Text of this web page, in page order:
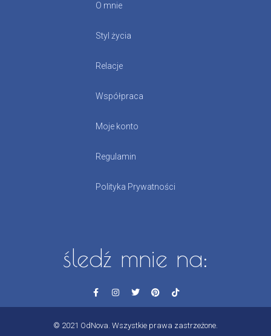
O mnie
Styl życia
Relacje
Współpraca
Moje konto
Regulamin
Polityka Prywatności
śledź mnie na:
© 2021 OdNova. Wszystkie prawa zastrzeżone.